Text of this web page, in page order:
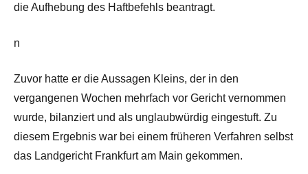
die Aufhebung des Haftbefehls beantragt.
n
Zuvor hatte er die Aussagen Kleins, der in den
vergangenen Wochen mehrfach vor Gericht vernommen
wurde, bilanziert und als unglaubwürdig eingestuft. Zu
diesem Ergebnis war bei einem früheren Verfahren selbst
das Landgericht Frankfurt am Main gekommen.